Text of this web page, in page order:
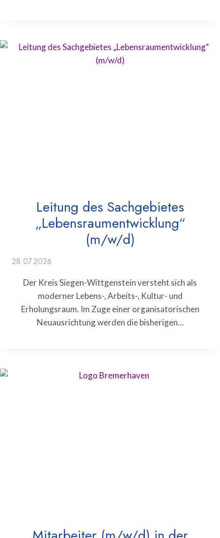
Leitung des Sachgebietes
„Lebensraumentwicklung“
(m/w/d)
28.07.2026
Der Kreis Siegen-Wittgenstein versteht sich als
moderner Lebens-, Arbeits-, Kultur- und
Erholungsraum. Im Zuge einer organisatorischen
Neuausrichtung werden die bisherigen…